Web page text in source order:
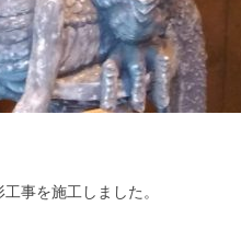
事を施工しました。